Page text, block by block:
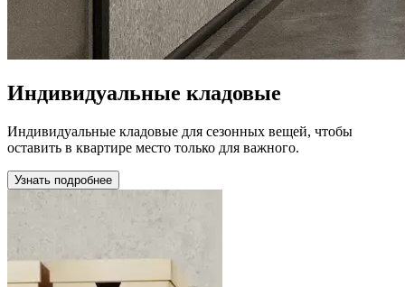
Индивидуальные кладовые
Индивидуальные кладовые для сезонных вещей, чтобы
оставить в квартире место только для важного.
Узнать подробнее